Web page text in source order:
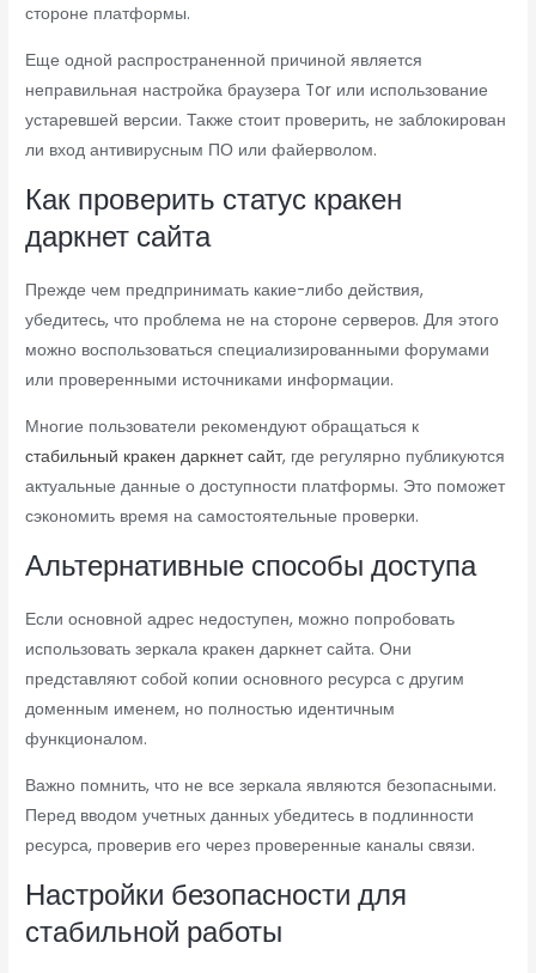
стороне платформы.
Еще одной распространенной причиной является
неправильная настройка браузера Tor или использование
устаревшей версии. Также стоит проверить, не заблокирован
ли вход антивирусным ПО или файерволом.
Как проверить статус кракен
даркнет сайта
Прежде чем предпринимать какие-либо действия,
убедитесь, что проблема не на стороне серверов. Для этого
можно воспользоваться специализированными форумами
или проверенными источниками информации.
Многие пользователи рекомендуют обращаться к
стабильный кракен даркнет сайт, где регулярно публикуются
актуальные данные о доступности платформы. Это поможет
сэкономить время на самостоятельные проверки.
Альтернативные способы доступа
Если основной адрес недоступен, можно попробовать
использовать зеркала кракен даркнет сайта. Они
представляют собой копии основного ресурса с другим
доменным именем, но полностью идентичным
функционалом.
Важно помнить, что не все зеркала являются безопасными.
Перед вводом учетных данных убедитесь в подлинности
ресурса, проверив его через проверенные каналы связи.
Настройки безопасности для
стабильной работы